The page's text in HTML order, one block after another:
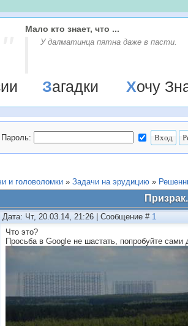
Мало кто знает, что ...
У далматинца пятна даже в пасти.
Загадки Хочу
Пароль:
и головоломки » Задачи на эрудицию »
Призрак.
Дата: Чт, 20.03.14, 21:26 | Сообщение # 1
Что это?
Просьба в Google не шастать, попробуйте сами